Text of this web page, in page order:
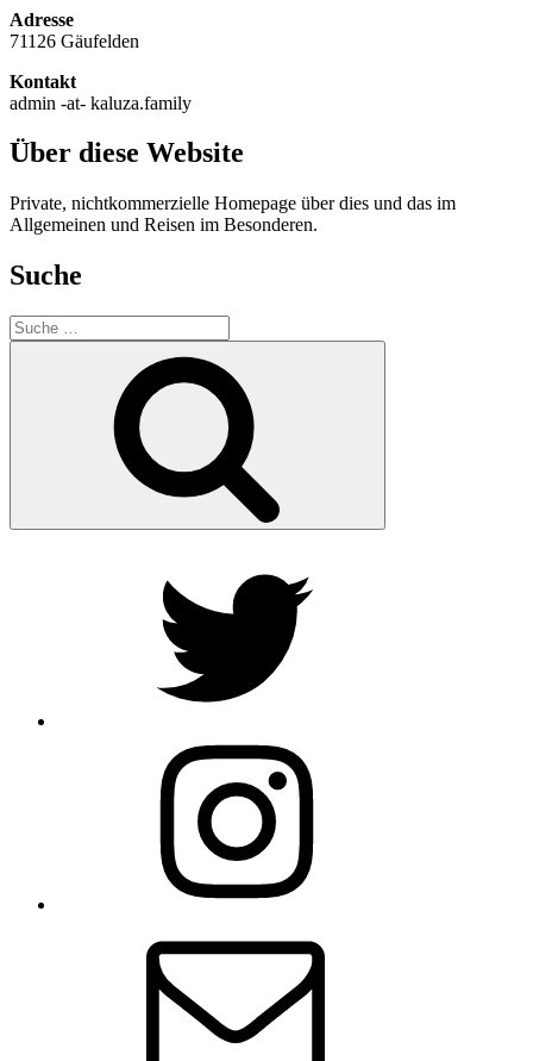
Adresse
71126 Gäufelden
Kontakt
admin -at- kaluza.family
Über diese Website
Private, nichtkommerzielle Homepage über dies und das im
Allgemeinen und Reisen im Besonderen.
Suche
Suche
nach: